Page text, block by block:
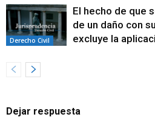
Derecho Civil
El hecho de que
de un daño con
excluye la
Dejar respuesta